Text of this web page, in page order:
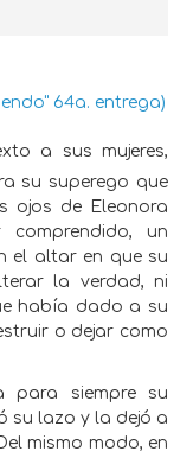
64a. entrega)
a sus mujeres,
su superego que
ojos de Eleonora
un
el altar en que su
la verdad, ni
había dado a su
o dejar como
para siempre su
su lazo y la dejó a
mismo modo, en